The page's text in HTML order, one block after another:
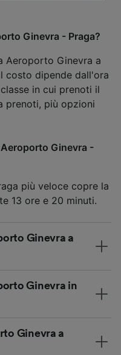
Ginevra - Praga?
Aeroporto Ginevra a
costo dipende dall'ora
in cui prenoti il
prenoti, più opzioni
Ginevra -
più veloce copre la
13 ore e 20 minuti.
Ginevra a
Ginevra in
Ginevra a